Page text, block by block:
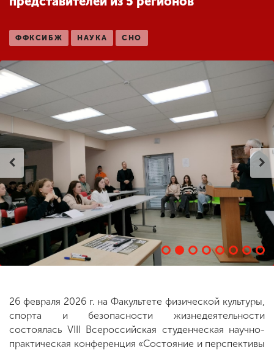
деятельности
Студенческая жизнь
Сведения об
образовательной
организации
SPN CHI
Приемная
комиссия
+7 (831) 262-26-20
ФФКСИБЖ НАУКА СНО
26 февраля 2026 г. на Факультете физической культуры,
спорта и безопасности жизнедеятельности
состоялась VIII Всероссийская студенческая научно-
практическая конференция «Состояние и перспективы